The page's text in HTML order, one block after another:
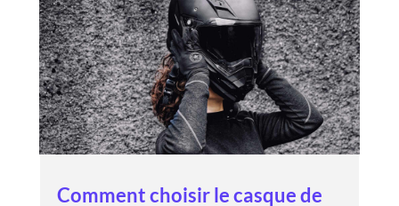
Comment choisir le casque de